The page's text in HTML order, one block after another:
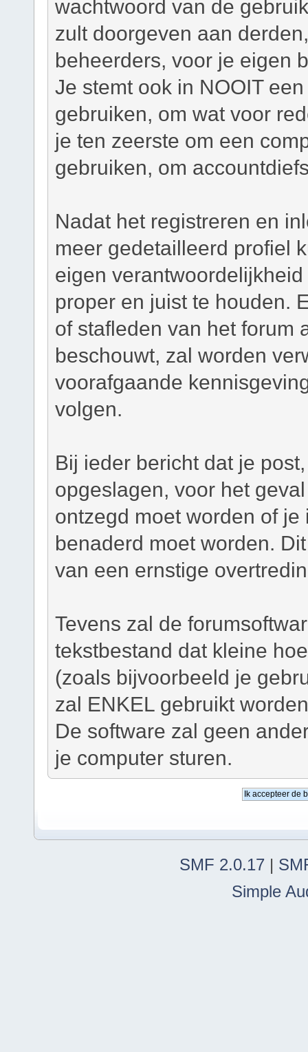
wachtwoord van de
zult doorgeven aan
beheerders, voor je eigen
Je stemt ook in NOOIT
gebruiken, om wat voor
je ten zeerste om een
gebruiken, om
Nadat het registreren en
meer gedetailleerd profiel
eigen
proper en juist te houden.
of stafleden van het forum
beschouwt, zal worden
voorafgaande
volgen.
Bij ieder bericht dat je
opgeslagen, voor het
ontzegd moet worden of
benaderd moet worden.
van een ernstige
Tevens zal de
tekstbestand dat kleine
(zoals bijvoorbeeld je
zal ENKEL gebruikt
De software zal geen
je computer sturen.
SMF 2.0.17 |
Simple